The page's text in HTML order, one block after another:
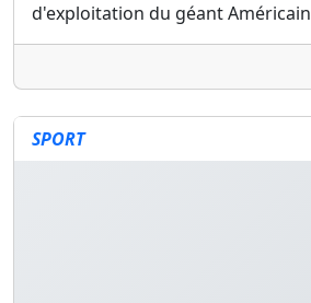
d'exploitation du géant
SPORT